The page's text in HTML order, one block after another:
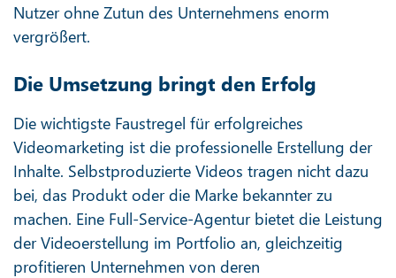
Nutzer ohne Zutun des Unternehmens enorm
vergrößert.
Die Umsetzung bringt den Erfolg
Die wichtigste Faustregel für erfolgreiches
Videomarketing ist die professionelle Erstellung der
Inhalte. Selbstproduzierte Videos tragen nicht dazu
bei, das Produkt oder die Marke bekannter zu
machen. Eine Full-Service-Agentur bietet die Leistung
der Videoerstellung im Portfolio an, gleichzeitig
profitieren Unternehmen von deren